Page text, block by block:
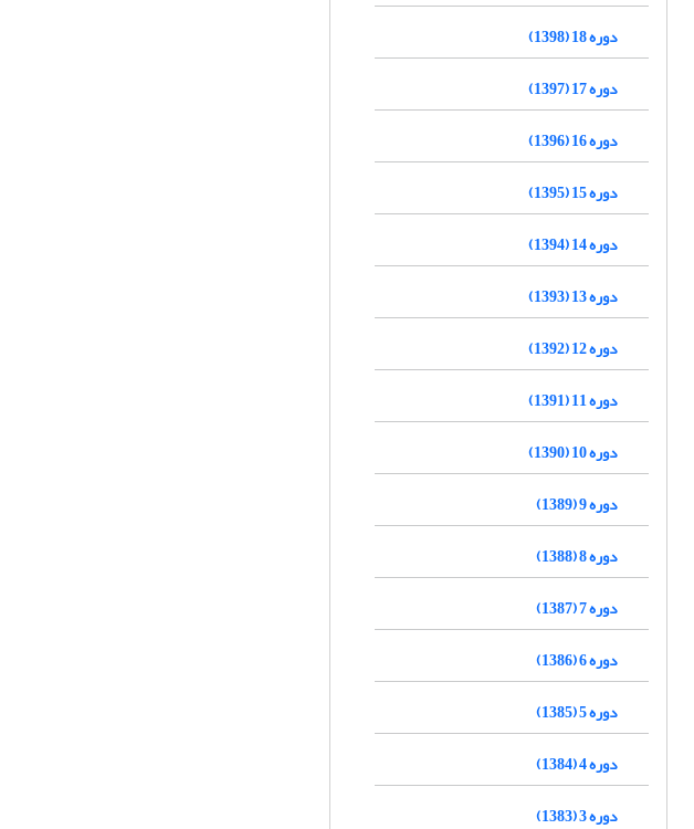
دوره 18 (1398)
دوره 17 (1397)
دوره 16 (1396)
دوره 15 (1395)
دوره 14 (1394)
دوره 13 (1393)
دوره 12 (1392)
دوره 11 (1391)
دوره 10 (1390)
دوره 9 (1389)
دوره 8 (1388)
دوره 7 (1387)
دوره 6 (1386)
دوره 5 (1385)
دوره 4 (1384)
دوره 3 (1383)